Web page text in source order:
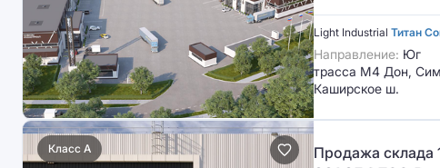
Light Industrial Титан
Направление: Юг
трасса М4 Дон,
Каширское ш.
Класс A Продажа склада